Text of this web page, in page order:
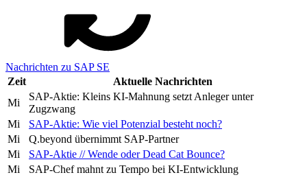
Nachrichten zu SAP SE
Zeit
Aktuelle Nachrichten
Mi
SAP-Aktie: Kleins KI-Mahnung setzt Anleger unter
Zugzwang
Mi
SAP-Aktie: Wie viel Potenzial besteht noch?
Mi
Q.beyond übernimmt SAP-Partner
Mi
SAP-Aktie // Wende oder Dead Cat Bounce?
Mi
SAP-Chef mahnt zu Tempo bei KI-Entwicklung